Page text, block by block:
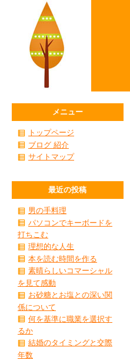
メニュー
トップページ
ブログ 紹介
サイトマップ
最近の投稿
男の手料理
パソコンでキーボードを
打ちこむ
理想的な人生
本を読む時間を作る
素晴らしいコマーシャル
を見て感動
お砂糖とお塩との深い関
係について
何を基準に職業を選択す
るか
結婚のタイミングと交際
年数